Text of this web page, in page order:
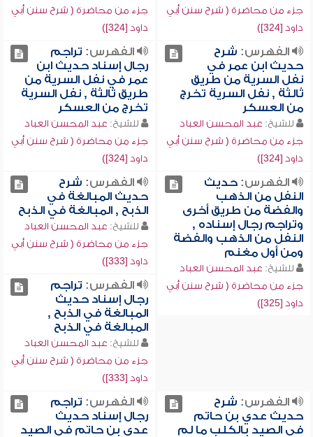
جزء من محاضرة ( شرح سنن أبي
داود [324])
جزء من محاضرة ( شرح سنن أبي
داود [324])
الفهرس: شرح
حديث ابن عمر في
نفل السرية من طريق
ثالثة , نفل السرية تخرج
من العسكر
للشيخ: عبد المحسن العباد
جزء من محاضرة ( شرح سنن أبي
داود [324])
الفهرس: تراجم
رجال إسناد حديث ابن
عمر في نفل السرية من
طريق ثالثة , نفل السرية
تخرج من العسكر
للشيخ: عبد المحسن العباد
جزء من محاضرة ( شرح سنن أبي
داود [324])
الفهرس:حديث
النفل من الذهب
والفضة من طريق أخرى
وتراجم رجال إسناده ,
النفل من الذهب والفضة
ومن أول مغنم
للشيخ: عبد المحسن العباد
جزء من محاضرة ( شرح سنن أبي
داود [325])
الفهرس: شرح
حديث المبالغة في
الذبح , المبالغة في الذبح
للشيخ: عبد المحسن العباد
جزء من محاضرة ( شرح سنن أبي
داود [333])
الفهرس: تراجم
رجال إسناد حديث
المبالغة في الذبح ,
المبالغة في الذبح
للشيخ: عبد المحسن العباد
جزء من محاضرة ( شرح سنن أبي
داود [333])
الفهرس: شرح
حديث عدي بن حاتم
في الصيد بالكلب ما لم
الفهرس: تراجم
رجال إسناد حديث
عدي بن حاتم في الصيد